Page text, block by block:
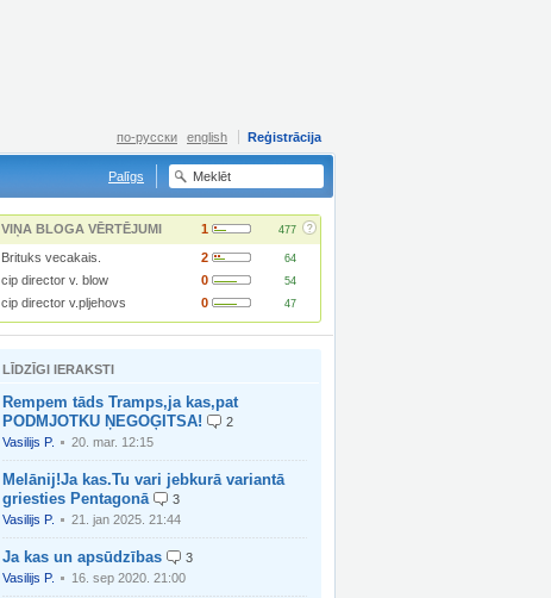
Reģistrācija
по-русски english
Palīgs
VIŅA BLOGA VĒRTĒJUMI 1 477 ?
Brituks vecakais. 2 64
cip director v. blow 0 54
cip director v.pljehovs 0 47
LĪDZĪGI IERAKSTI
Rempem tāds Tramps,ja kas,pat
PODMJOTKU ŅEGOĢITSA!
2
Vasilijs P.
20. mar. 12:15
Melānij!Ja kas.Tu vari jebkurā variantā
griesties Pentagonā
3
Vasilijs P.
21. jan 2025. 21:44
Ja kas un apsūdzības
3
Vasilijs P.
16. sep 2020. 21:00